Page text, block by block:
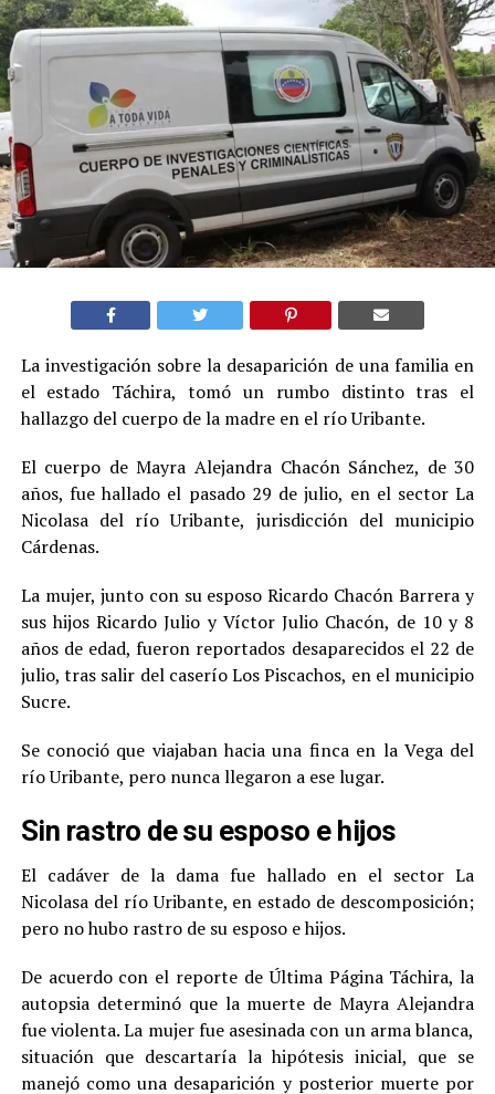
La investigación sobre la desaparición de una familia en
el estado Táchira, tomó un rumbo distinto tras el
hallazgo del cuerpo de la madre en el río Uribante.
El cuerpo de Mayra Alejandra Chacón Sánchez, de 30
años, fue hallado el pasado 29 de julio, en el sector La
Nicolasa del río Uribante, jurisdicción del municipio
Cárdenas.
La mujer, junto con su esposo Ricardo Chacón Barrera y
sus hijos Ricardo Julio y Víctor Julio Chacón, de 10 y 8
años de edad, fueron reportados desaparecidos el 22 de
julio, tras salir del caserío Los Piscachos, en el municipio
Sucre.
Se conoció que viajaban hacia una finca en la Vega del
río Uribante, pero nunca llegaron a ese lugar.
Sin rastro de su esposo e hijos
El cadáver de la dama fue hallado en el sector La
Nicolasa del río Uribante, en estado de descomposición;
pero no hubo rastro de su esposo e hijos.
De acuerdo con el reporte de Última Página Táchira, la
autopsia determinó que la muerte de Mayra Alejandra
fue violenta. La mujer fue asesinada con un arma blanca,
situación que descartaría la hipótesis inicial, que se
manejó como una desaparición y posterior muerte por